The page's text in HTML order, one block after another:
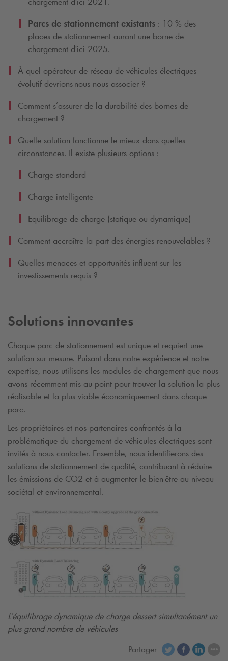
Parcs de stationnement existants : 10 % des
places de stationnement auront une borne de
chargement d'ici 2025.
À quel opérateur de réseau de véhicules électriques
évolutif devrions-nous nous associer ?
Comment s’assurer de la durabilité des bornes de
chargement ?
Quelle solution fonctionne le mieux dans quelles
circonstances. Il existe plusieurs options :
Charge standard
Charge intelligente
Equilibrage de charge (statique ou dynamique)
Comment accroître la part des énergies renouvelables ?
Quelles menaces et opportunités influent sur les
investissements requis ?
Solutions innovantes
Chaque parc de stationnement est unique et requiert une
solution sur mesure. Puisant dans notre expérience et notre
expertise, nous utilisons les modules de chargement que nous
avons récemment mis au point pour trouver la solution la plus
réalisable et la plus viable économiquement dans chaque
parc.
Les propriétaires et nos partenaires confrontés à la
problématique du chargement de véhicules électriques sont
invités à nous contacter. Ensemble, nous identifierons des
solutions de stationnement de qualité, contribuant à réduire
les émissions de CO2 et à augmenter le bien-être au niveau
sociétal et environnemental.
L’équilibrage dynamique de charge dessert simultanément un
plus grand nombre de véhicules
Partager